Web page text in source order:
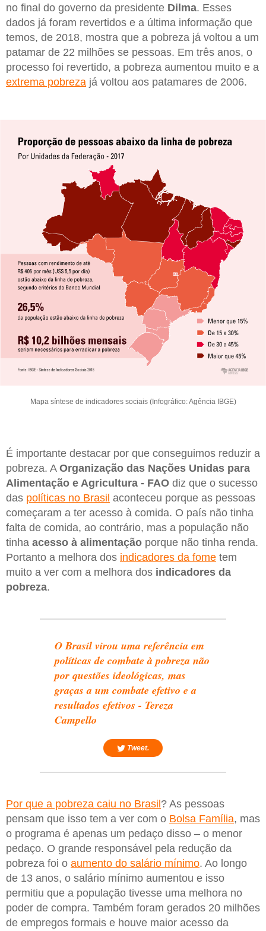
no final do governo da presidente Dilma. Esses
dados já foram revertidos e a última informação que
temos, de 2018, mostra que a pobreza já voltou a um
patamar de 22 milhões se pessoas. Em três anos, o
processo foi revertido, a pobreza aumentou muito e a
extrema pobreza já voltou aos patamares de 2006.
Mapa síntese de indicadores sociais (Infográfico: Agência IBGE)
É importante destacar por que conseguimos reduzir a
pobreza. A Organização das Nações Unidas para
Alimentação e Agricultura - FAO diz que o sucesso
das políticas no Brasil aconteceu porque as pessoas
começaram a ter acesso à comida. O país não tinha
falta de comida, ao contrário, mas a população não
tinha acesso à alimentação porque não tinha renda.
Portanto a melhora dos indicadores da fome tem
muito a ver com a melhora dos indicadores da
pobreza.
O Brasil virou uma referência em
políticas de combate à pobreza não
por questões ideológicas, mas
graças a um combate efetivo e a
resultados efetivos - Tereza
Campello
Tweet.
Por que a pobreza caiu no Brasil ? As pessoas
pensam que isso tem a ver com o Bolsa Família, mas
o programa é apenas um pedaço disso – o menor
pedaço. O grande responsável pela redução da
pobreza foi o aumento do salário mínimo. Ao longo
de 13 anos, o salário mínimo aumentou e isso
permitiu que a população tivesse uma melhora no
poder de compra. Também foram gerados 20 milhões
de empregos formais e houve maior acesso da